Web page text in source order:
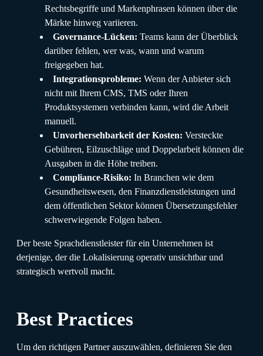
Rechtsbegriffe und Markenphrasen können über die
Märkte hinweg variieren.
Governance-Lücken: Teams kann der Überblick
darüber fehlen, wer was, wann und warum
freigegeben hat.
Integrationsprobleme: Wenn der Anbieter sich
nicht mit Ihrem CMS, TMS oder Ihren
Produktsystemen verbinden kann, wird die Arbeit
manuell.
Unvorhersehbarkeit der Kosten: Versteckte
Gebühren, Eilzuschläge und Doppelarbeit können die
Ausgaben in die Höhe treiben.
Compliance-Risiko: In Branchen wie dem
Gesundheitswesen, den Finanzdienstleistungen und
dem öffentlichen Sektor können Übersetzungsfehler
schwerwiegende Folgen haben.
Der beste Sprachdienstleister für ein Unternehmen ist
derjenige, der die Lokalisierung operativ unsichtbar und
strategisch wertvoll macht.
Best Practices
Um den richtigen Partner auszuwählen, definieren Sie den